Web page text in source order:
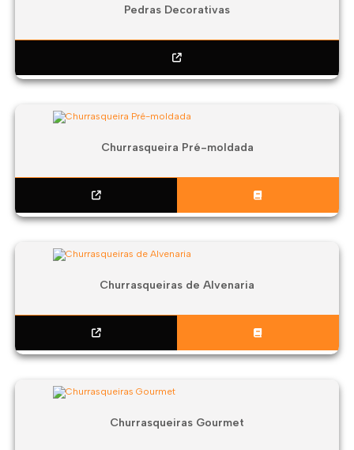
Pedras Decorativas
Churrasqueira Pré-moldada
Churrasqueiras de Alvenaria
Churrasqueiras Gourmet